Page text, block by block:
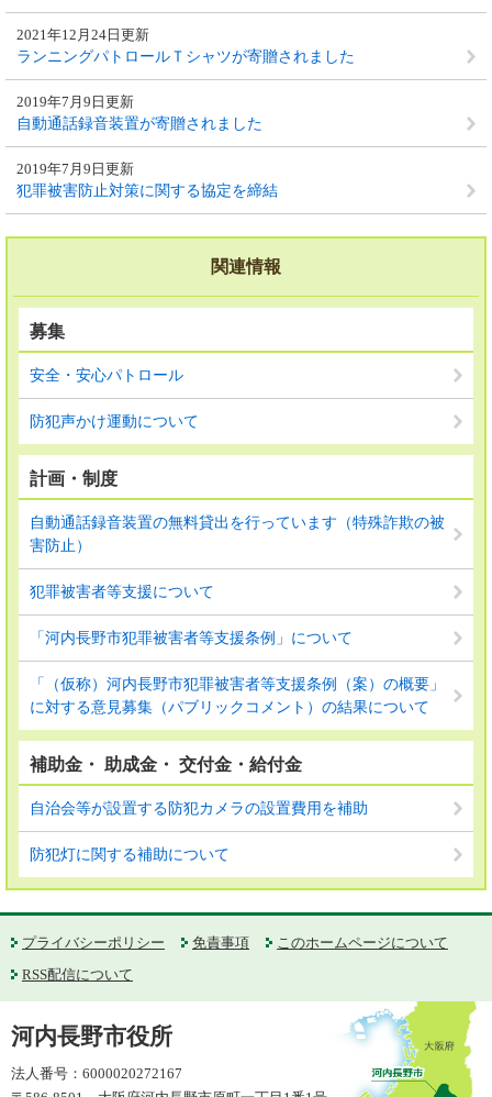
ランニングパトロールＴシャツが寄贈されました
2021年12月24日更新
自動通話録音装置が寄贈されました
2019年7月9日更新
犯罪被害防止対策に関する協定を締結
2019年7月9日更新
関連情報
募集
安全・安心パトロール
防犯声かけ運動について
計画・制度
自動通話録音装置の無料貸出を行っています（特殊詐欺の被
害防止）
犯罪被害者等支援について
「河内長野市犯罪被害者等支援条例」について
「（仮称）河内長野市犯罪被害者等支援条例（案）の概要」
に対する意見募集（パブリックコメント）の結果について
補助金・ 助成金・ 交付金・給付金
自治会等が設置する防犯カメラの設置費用を補助
防犯灯に関する補助について
プライバシーポリシー 免責事項
このホームページについて
RSS配信について
河内長野市役所
法人番号：6000020272167